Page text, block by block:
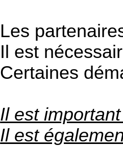
Les
Il est
Certaines
Il est
Il est